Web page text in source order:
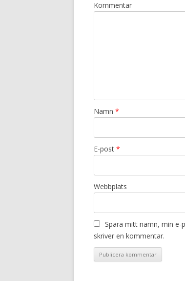
Kommentar
Namn *
E-post *
Webbplats
Spara mitt namn, min e-
skriver en kommentar.